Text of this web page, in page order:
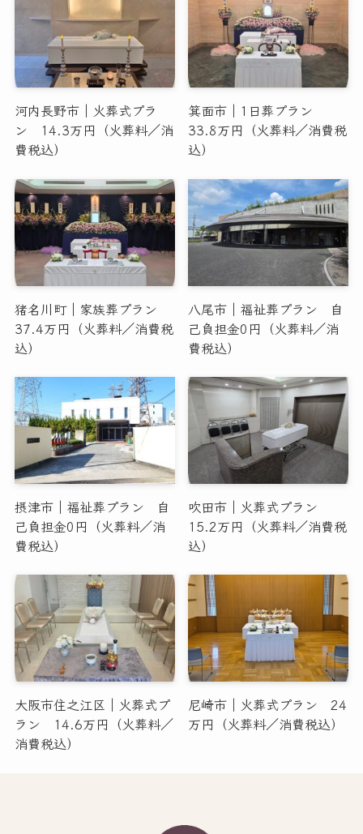
河内長野市｜火葬式プラ
ン 14.3万円（火葬料／消
費税込）
箕面市｜1日葬プラン
33.8万円（火葬料／消費税
込）
猪名川町｜家族葬プラン
37.4万円（火葬料／消費税
込）
八尾市｜福祉葬プラン 自
己負担金0円（火葬料／消
費税込）
摂津市｜福祉葬プラン 自
己負担金0円（火葬料／消
費税込）
吹田市｜火葬式プラン
15.2万円（火葬料／消費税
込）
大阪市住之江区｜火葬式プ
ラン 14.6万円（火葬料／
消費税込）
尼崎市｜火葬式プラン 24
万円（火葬料／消費税込）